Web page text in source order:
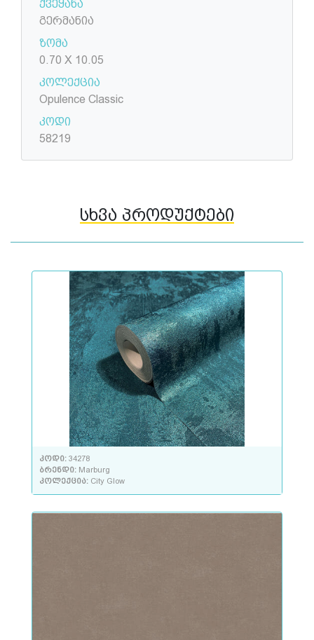
ქვეყანა
გერმანია
ზომა
0.70 X 10.05
კოლექცია
Opulence Classic
კოდი
58219
სხვა პროდუქტები
კოდი: 34278
ბრენდი: Marburg
კოლექცია: City Glow